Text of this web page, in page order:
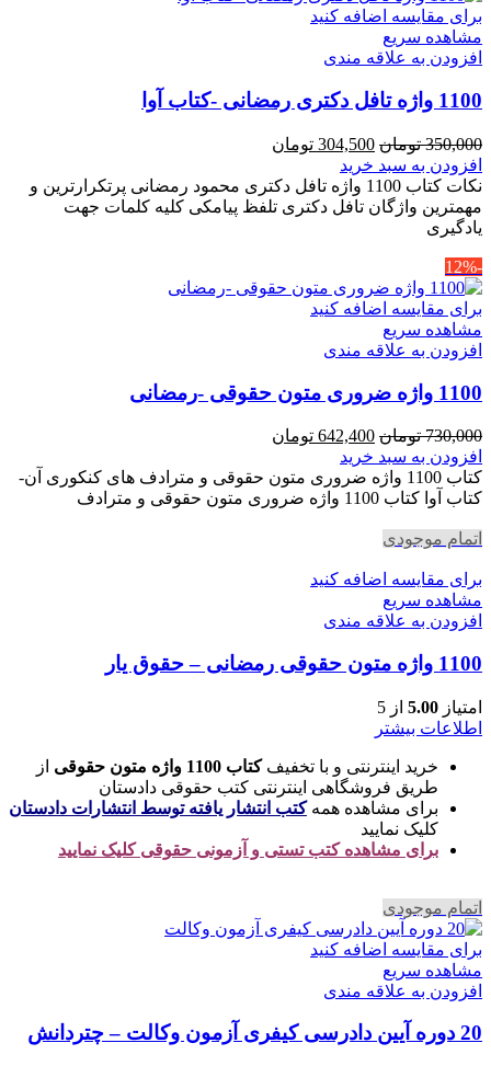
برای مقایسه اضافه کنید
مشاهده سریع
افزودن به علاقه مندی
1100 واژه تافل دکتری رمضانی -کتاب آوا
350,000 تومان قیمت
اصلی
350,000 تومان
بود.
304,500 تومان
304,500 تومان
است.
افزودن به سبد خرید
نکات کتاب 1100 واژه تافل دکتری محمود رمضانی پرتکرارترین و
مهمترین واژگان تافل دکتری تلفظ پیامکی کلیه کلمات جهت
یادگیری
-12%
برای مقایسه اضافه کنید
مشاهده سریع
افزودن به علاقه مندی
1100 واژه ضروری متون حقوقی -رمضانی
730,000 تومان قیمت
اصلی
730,000 تومان
بود.
642,400 تومان
642,400 تومان
است.
افزودن به سبد خرید
کتاب 1100 واژه ضروری متون حقوقی و مترادف های کنکوری آن-
کتاب آوا کتاب 1100 واژه ضروری متون حقوقی و مترادف
اتمام موجودی
برای مقایسه اضافه کنید
مشاهده سریع
افزودن به علاقه مندی
1100 واژه متون حقوقی رمضانی – حقوق یار
امتیاز 5.00 از 5
اطلاعات بیشتر
خرید اینترنتی و با تخفیفکتاب 1100 واژه متون حقوقی
از
طریق فروشگاهی اینترنتی کتب حقوقی دادستان
برای مشاهده همهکتب انتشار یافته توسط انتشارات دادستان
کلیک نمایید
برای مشاهده کتب تستی و آزمونی حقوقی کلیک نمایید
اتمام موجودی
برای مقایسه اضافه کنید
مشاهده سریع
افزودن به علاقه مندی
20 دوره آیین دادرسی کیفری آزمون وکالت – چتردانش